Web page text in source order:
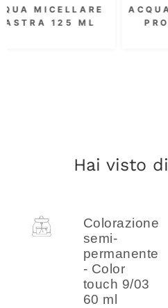
10
ACQUA
PROFUMATA
Hai visto
Colorazione
semi-
permanente
- Color
touch 9/03
60 ml